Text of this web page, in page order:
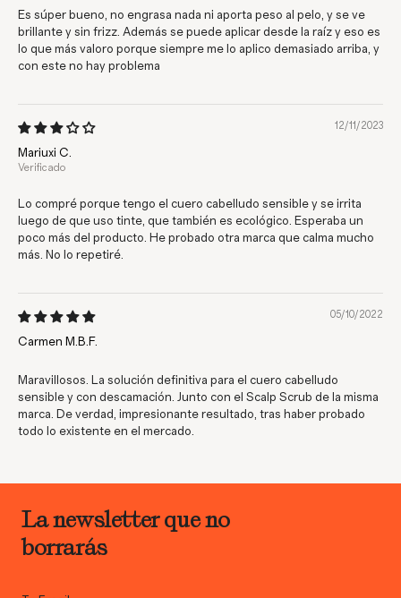
Es súper bueno, no engrasa nada ni aporta peso al pelo, y se ve
brillante y sin frizz. Además se puede aplicar desde la raíz y eso es
lo que más valoro porque siempre me lo aplico demasiado arriba, y
con este no hay problema
12/11/2023
Mariuxi C.
Lo compré porque tengo el cuero cabelludo sensible y se irrita
luego de que uso tinte, que también es ecológico. Esperaba un
poco más del producto. He probado otra marca que calma mucho
más. No lo repetiré.
05/10/2022
Carmen M.B.F.
Maravillosos. La solución definitiva para el cuero cabelludo
sensible y con descamación. Junto con el Scalp Scrub de la misma
marca. De verdad, impresionante resultado, tras haber probado
todo lo existente en el mercado.
La newsletter que no
borrarás